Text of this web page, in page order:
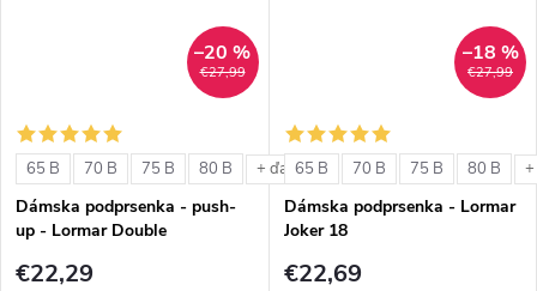
€27,99
–20 %
65 B 70 B 75 B 80 B + ďalšie
Dámska podprsenka - push-
up - Lormar Double
€22,29
€27,99
–18 %
65 B 70 B 75 B 80 B
Dámska podprsenka - Lormar
Joker 18
€22,69